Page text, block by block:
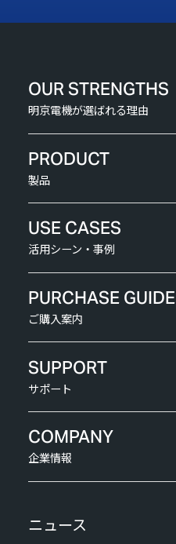
OUR STRENGTHS
明京電機が選ばれる理由
PRODUCT
製品
USE CASES
活用シーン・事例
PURCHASE GUIDE
ご購入案内
SUPPORT
サポート
COMPANY
企業情報
ニュース